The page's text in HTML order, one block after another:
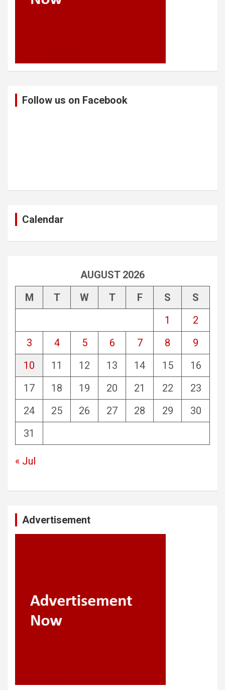
Follow us on Facebook
Calendar
AUGUST 2026
M
T W T F S
S
1
2
3
4 5 6 7 8
9
10
11 12 13 14 15
16
17
18 19 20 21 22
23
24
25 26 27 28 29
30
31
« Jul
Advertisement